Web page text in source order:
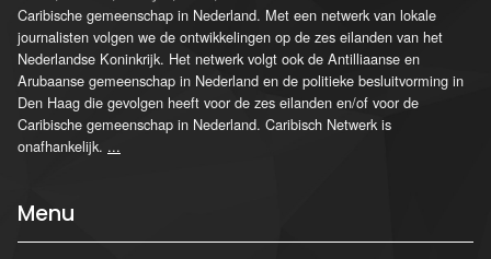
Caribische gemeenschap in Nederland. Met een netwerk van lokale
journalisten volgen we de ontwikkelingen op de zes eilanden van het
Nederlandse Koninkrijk. Het netwerk volgt ook de Antilliaanse en
Arubaanse gemeenschap in Nederland en de politieke besluitvorming in
Den Haag die gevolgen heeft voor de zes eilanden en/of voor de
Caribische gemeenschap in Nederland. Caribisch Netwerk is
onafhankelijk. ...
Menu